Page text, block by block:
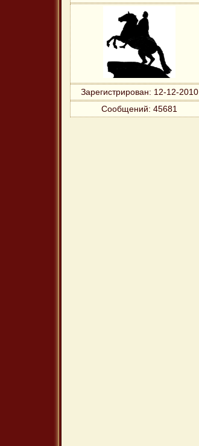
Зарегистрирован: 12-12-2010
Сообщений: 45681